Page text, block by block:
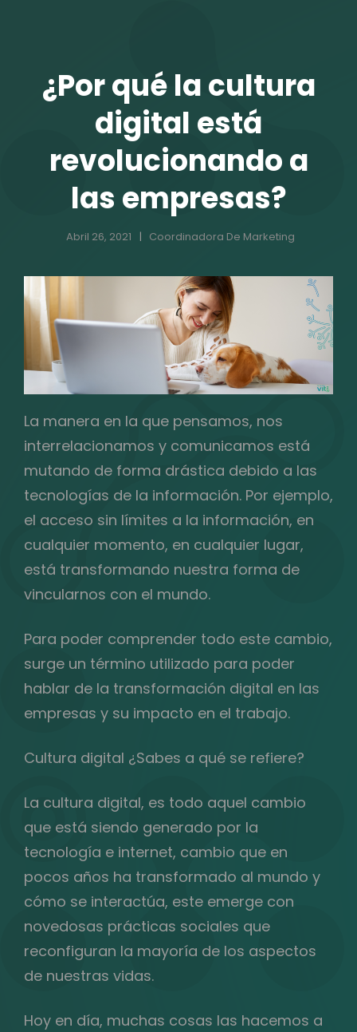
¿Por qué la cultura
digital está
revolucionando a
las empresas?
Abril 26, 2021 Coordinadora De Marketing
La manera en la que pensamos, nos
interrelacionamos y comunicamos está
mutando de forma drástica debido a las
tecnologías de la información. Por ejemplo,
el acceso sin límites a la información, en
cualquier momento, en cualquier lugar,
está transformando nuestra forma de
vincularnos con el mundo.
Para poder comprender todo este cambio,
surge un término utilizado para poder
hablar de la transformación digital en las
empresas y su impacto en el trabajo.
Cultura digital ¿Sabes a qué se refiere?
La cultura digital, es todo aquel cambio
que está siendo generado por la
tecnología e internet, cambio que en
pocos años ha transformado al mundo y
cómo se interactúa, este emerge con
novedosas prácticas sociales que
reconfiguran la mayoría de los aspectos
de nuestras vidas.
Hoy en día, muchas cosas las hacemos a